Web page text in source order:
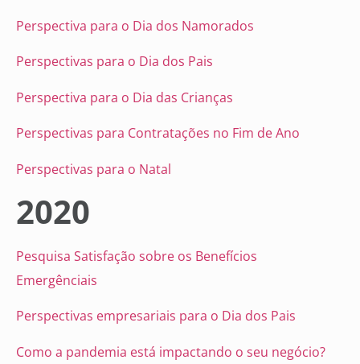
Perspectiva para o Dia dos Namorados
Perspectivas para o Dia dos Pais
Perspectiva para o Dia das Crianças
Perspectivas para Contratações no Fim de Ano
Perspectivas para o Natal
2020
Pesquisa Satisfação sobre os Benefícios
Emergênciais
Perspectivas empresariais para o Dia dos Pais
Como a pandemia está impactando o seu negócio?